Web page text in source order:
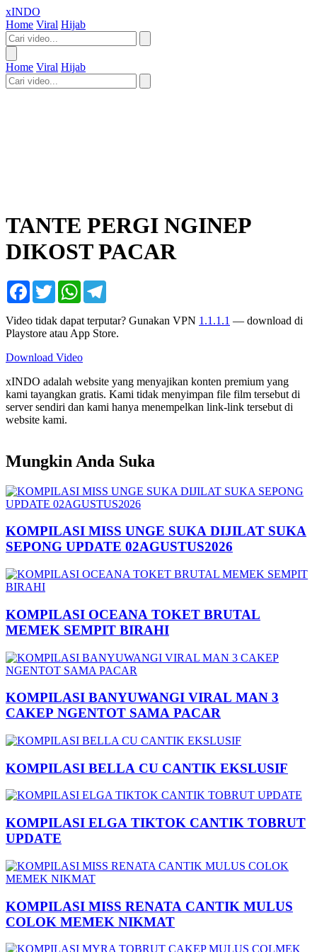
xINDO
Home Viral Hijab
Home Viral Hijab
TANTE PERGI NGINEP
DIKOST PACAR
Facebook
TwitterWhatsApp
Video tidak dapat terputar? Gunakan VPN 1.1.1.1 — download di
Playstore atau App Store.
Download Video
xINDO adalah website yang menyajikan konten premium yang
kami tayangkan gratis. Kami tidak menyimpan file film tersebut di
server sendiri dan kami hanya menempelkan link-link tersebut di
website kami.
Mungkin Anda Suka
KOMPILASI MISS UNGE SUKA DIJILAT SUKA
SEPONG UPDATE 02AGUSTUS2026
KOMPILASI OCEANA TOKET BRUTAL
MEMEK SEMPIT BIRAHI
KOMPILASI BANYUWANGI VIRAL MAN 3
CAKEP NGENTOT SAMA PACAR
KOMPILASI BELLA CU CANTIK EKSLUSIF
KOMPILASI ELGA TIKTOK CANTIK TOBRUT
UPDATE
KOMPILASI MISS RENATA CANTIK MULUS
COLOK MEMEK NIKMAT